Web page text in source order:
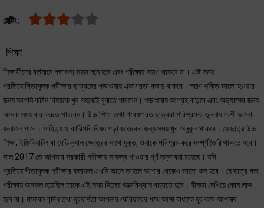
রেটিং:
শিক্ষা
শিক্ষার্থীদের বর্তমানে পড়াশুনা সহজ মনে হবে এবং পরীক্ষার ভয়ও থাকবে না। এই সময়
প্রতিযোগিতামূলক পরীক্ষার ছাত্রদের পড়াশুনায় একাগ্রতা বজায় থাকবে। স্মরণ শক্তি ভালো হওয়ার
জন্য আপনি কঠিন বিষয়কে খুব সহজেই বুঝতে পারবেন। পড়াশুনায় আগ্রহ বাড়বে এবং অভ্যাসের জন্য
অনেক সময় বার করতে পারবেন। উচ্চ শিক্ষা তথা গবেষণারত ছাত্ররা পরিশ্রমের তুলনায় বেশী ভালো
ফলাফল পাবে। সাহিত্য ও কারিগরি বিষয় পড়া জাতকের জন্য সময় খুব অনুকূল থাকবে। যে ছাত্র উচ্চ
শিক্ষা, ইঞ্জিনিয়ারিং বা মেডিক্যাল ক্ষেত্রের সাথে যুক্ত, ওনাকে পরিশ্রম করে সম্পূর্ণ তৈরি থাকতে হবে।
সাল 2017 তে আপনার সরকারী পরীক্ষায় সাফল্য পাওয়ার পূর্ণ সম্ভাবনা রয়েছে। যদি
প্রতিযোগীতামূলক পরীক্ষার ফলাফল এখনি আসে তাহলে আশার থেকেও ভালো ফল হবে। যে ছাত্র গত
পরীক্ষায় অসফল হয়েছিল তাকে এই সময় নিজের আত্মবিশ্বাস বাড়াতে হবে। দীনতা দেখিয়ে কোন লাভ
হবে না। মনোবল বৃদ্ধি তথা দূরদর্শিতা আপনার কেরিয়ারের পথে আসা বাধাকে দূর করে আপনার